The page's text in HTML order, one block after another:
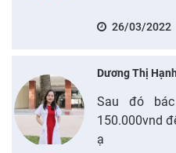
26/03/2022
Dương Thị Hạnh
Sau đó
150.000vnd
ạ